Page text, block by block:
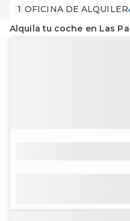
1 OFICINA DE ALQUILER
Alquila tu coche en Las